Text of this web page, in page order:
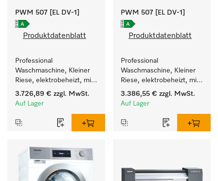
PWM 507 [EL DV-1]
Produktdatenblatt
Professional
Waschmaschine, Kleiner
Riese, elektrobeheizt, mit
Ablaufventil und
zielgruppenspezifischen
Leistung 7 kg  in 49 min .
3.726,89 € zzgl. MwSt.
Auf Lager
PWM 507 [EL DV-1]
Produktdatenblatt
Professional
Waschmaschine, Kleiner
Riese, elektrobeheizt, mit
Ablaufventil und
zielgruppenspezifischen
Leistung 7 kg  in 49 min .
3.386,55 € zzgl. MwSt.
Auf Lager